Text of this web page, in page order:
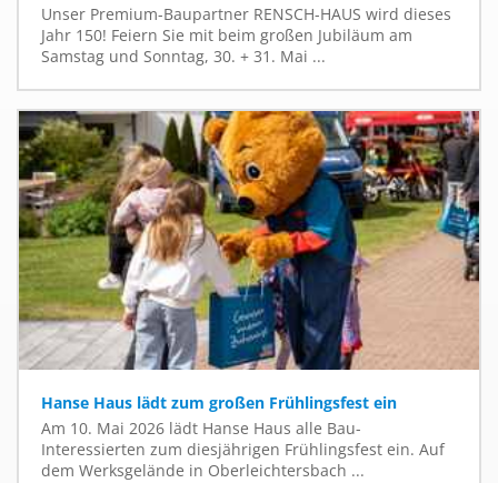
Unser Premium-Baupartner RENSCH-HAUS wird dieses
Jahr 150! Feiern Sie mit beim großen Jubiläum am
Samstag und Sonntag, 30. + 31. Mai ...
Hanse Haus lädt zum großen Frühlingsfest ein
Am 10. Mai 2026 lädt Hanse Haus alle Bau-
Interessierten zum diesjährigen Frühlingsfest ein. Auf
dem Werksgelände in Oberleichtersbach ...